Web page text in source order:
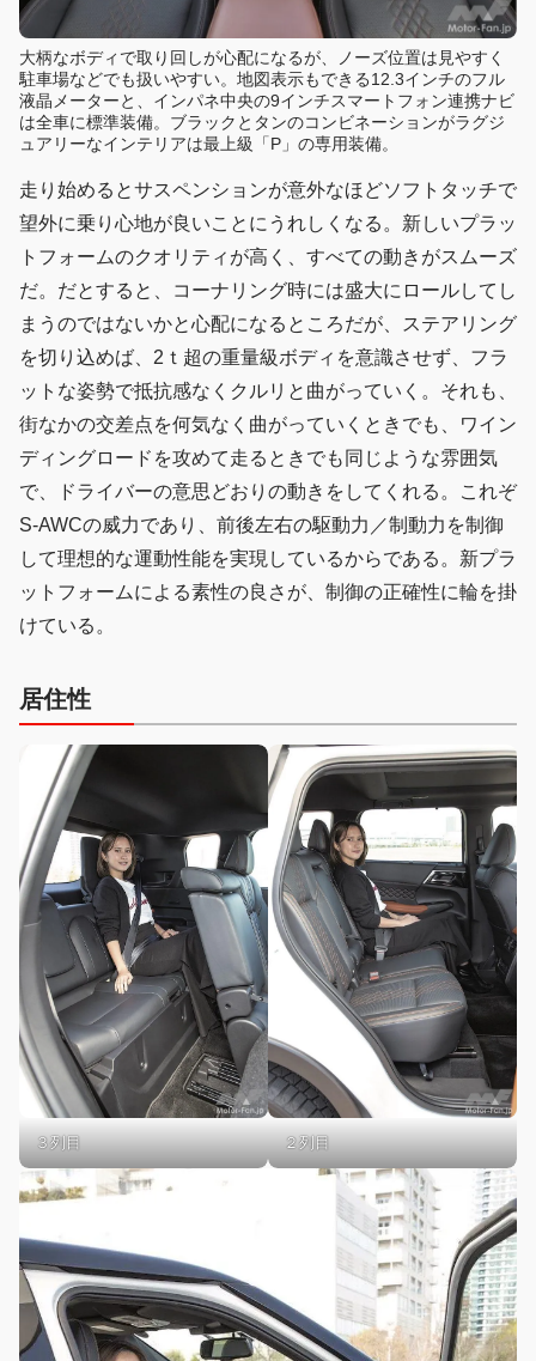
大柄なボディで取り回しが心配になるが、ノーズ位置は見やすく
駐車場などでも扱いやすい。地図表示もできる12.3インチのフル
液晶メーターと、インパネ中央の9インチスマートフォン連携ナビ
は全車に標準装備。ブラックとタンのコンビネーションがラグジ
ュアリーなインテリアは最上級「P」の専用装備。
走り始めるとサスペンションが意外なほどソフトタッチで
望外に乗り心地が良いことにうれしくなる。新しいプラッ
トフォームのクオリティが高く、すべての動きがスムーズ
だ。だとすると、コーナリング時には盛大にロールしてし
まうのではないかと心配になるところだが、ステアリング
を切り込めば、2ｔ超の重量級ボディを意識させず、フラ
ットな姿勢で抵抗感なくクルリと曲がっていく。それも、
街なかの交差点を何気なく曲がっていくときでも、ワイン
ディングロードを攻めて走るときでも同じような雰囲気
で、ドライバーの意思どおりの動きをしてくれる。これぞ
S-AWCの威力であり、前後左右の駆動力／制動力を制御
して理想的な運動性能を実現しているからである。新プラ
ットフォームによる素性の良さが、制御の正確性に輪を掛
けている。
居住性
３列目 ２列目